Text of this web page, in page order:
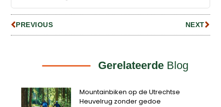
PREVIOUS NEXT
GerelateerdeBlog
Mountainbiken op de Utrechtse
Heuvelrug zonder gedoe